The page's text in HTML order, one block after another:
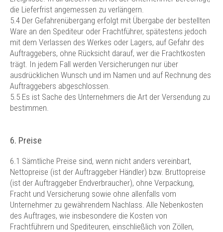
die Lieferfrist angemessen zu verlängern.
5.4 Der Gefahrenübergang erfolgt mit Übergabe der bestellten
Ware an den Spediteur oder Frachtführer, spätestens jedoch
mit dem Verlassen des Werkes oder Lagers, auf Gefahr des
Auftraggebers, ohne Rücksicht darauf, wer die Frachtkosten
trägt. In jedem Fall werden Versicherungen nur über
ausdrücklichen Wunsch und im Namen und auf Rechnung des
Auftraggebers abgeschlossen.
5.5 Es ist Sache des Unternehmers die Art der Versendung zu
bestimmen.
6. Preise
6.1 Sämtliche Preise sind, wenn nicht anders vereinbart,
Nettopreise (ist der Auftraggeber Händler) bzw. Bruttopreise
(ist der Auftraggeber Endverbraucher), ohne Verpackung,
Fracht und Versicherung sowie ohne allenfalls vom
Unternehmer zu gewährendem Nachlass. Alle Nebenkosten
des Auftrages, wie insbesondere die Kosten von
Frachtführern und Spediteuren, einschließlich von Zöllen,